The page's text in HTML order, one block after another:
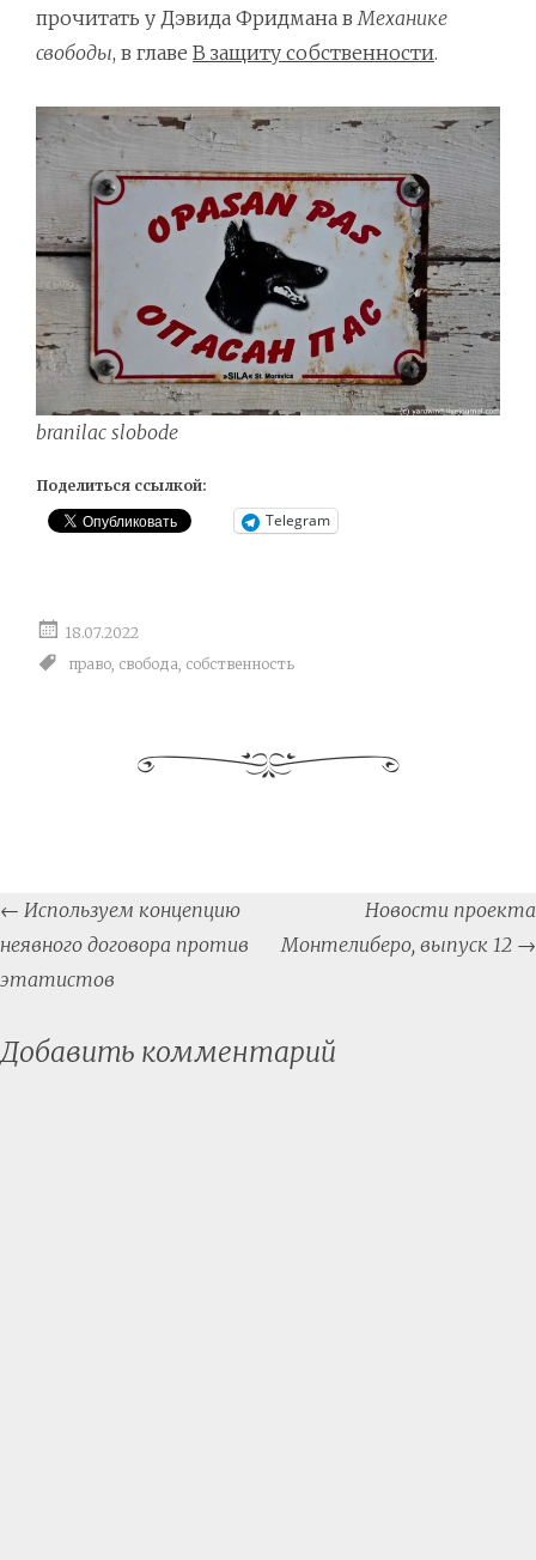
прочитать у Дэвида Фридмана вМеханике
свободы, в главе В защиту собственности.
branilac slobode
Поделиться ссылкой:
Telegram
18.07.2022
право свобода собственность
Post
navigation
← Используем концепцию
неявного договора против
этатистов
Новости проекта
Монтелиберо, выпуск 12 →
Добавить комментарий